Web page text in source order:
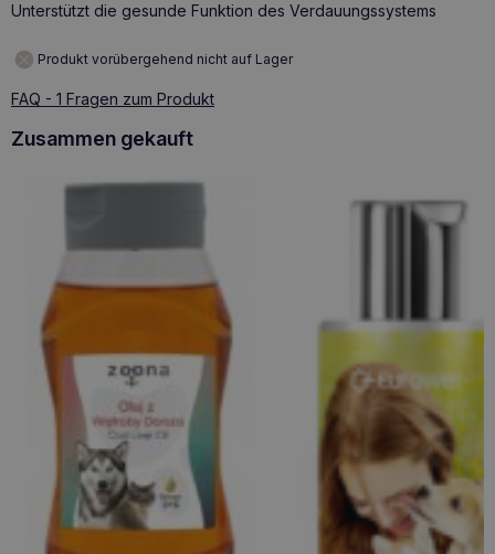
Unterstützt die gesunde Funktion des Verdauungssystems
Produkt vorübergehend nicht auf Lager
FAQ - 1 Fragen zum Produkt
Zusammen gekauft